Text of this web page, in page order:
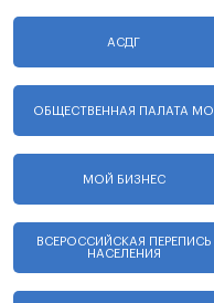
АСДГ
ОБЩЕСТВЕННАЯ ПАЛАТА МО
МОЙ БИЗНЕС
ВСЕРОССИЙСКАЯ ПЕРЕПИСЬ
НАСЕЛЕНИЯ